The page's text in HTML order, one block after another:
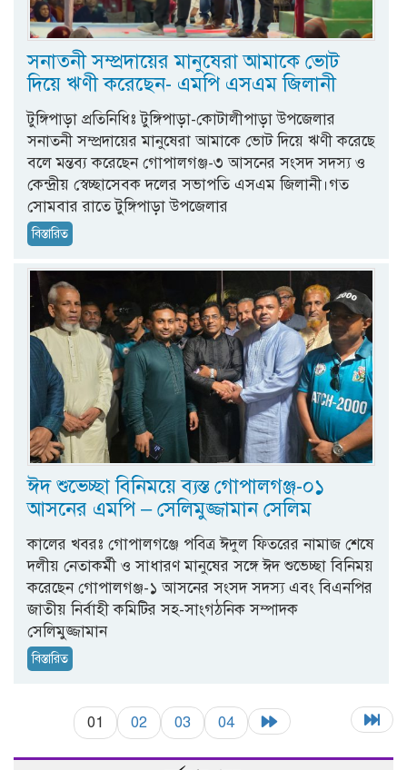
সনাতনী সম্প্রদায়ের মানুষেরা আমাকে ভোট
দিয়ে ঋণী করেছেন- এমপি এসএম জিলানী
টুঙ্গিপাড়া প্রতিনিধিঃ টুঙ্গিপাড়া-কোটালীপাড়া উপজেলার
সনাতনী সম্প্রদায়ের মানুষেরা আমাকে ভোট দিয়ে ঋণী করেছে
বলে মন্তব্য করেছেন গোপালগঞ্জ-৩ আসনের সংসদ সদস্য ও
কেন্দ্রীয় স্বেচ্ছাসেবক দলের সভাপতি এসএম জিলানী।গত
সোমবার রাতে টুঙ্গিপাড়া উপজেলার
বিস্তারিত
ঈদ শুভেচ্ছা বিনিময়ে ব্যস্ত গোপালগঞ্জ-০১
আসনের এমপি – সেলিমুজ্জামান সেলিম
কালের খবরঃ গোপালগঞ্জে পবিত্র ঈদুল ফিতরের নামাজ শেষে
দলীয় নেতাকর্মী ও সাধারণ মানুষের সঙ্গে ঈদ শুভেচ্ছা বিনিময়
করেছেন গোপালগঞ্জ-১ আসনের সংসদ সদস্য এবং বিএনপির
জাতীয় নির্বাহী কমিটির সহ-সাংগঠনিক সম্পাদক
সেলিমুজ্জামান
বিস্তারিত
01 02 03 04